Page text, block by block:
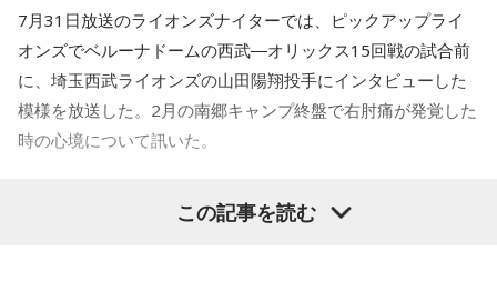
7月31日放送のライオンズナイターでは、ピックアップライ
オンズでベルーナドームの西武―オリックス15回戦の試合前
に、埼玉西武ライオンズの山田陽翔投手にインタビューした
模様を放送した。2月の南郷キャンプ終盤で右肘痛が発覚した
時の心境について訊いた。
しい成績だったかと思いますが、「求めすぎずに自分のやる
この記事を読む